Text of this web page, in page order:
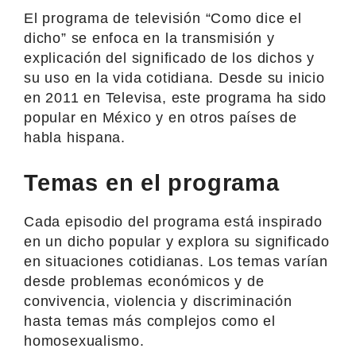
El programa de televisión “Como dice el
dicho” se enfoca en la transmisión y
explicación del significado de los dichos y
su uso en la vida cotidiana. Desde su inicio
en 2011 en Televisa, este programa ha sido
popular en México y en otros países de
habla hispana.
Temas en el programa
Cada episodio del programa está inspirado
en un dicho popular y explora su significado
en situaciones cotidianas. Los temas varían
desde problemas económicos y de
convivencia, violencia y discriminación
hasta temas más complejos como el
homosexualismo.